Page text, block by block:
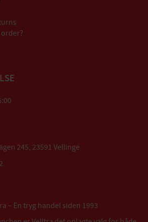
245, 23591 Vellinge
– En tryg handel siden 1993